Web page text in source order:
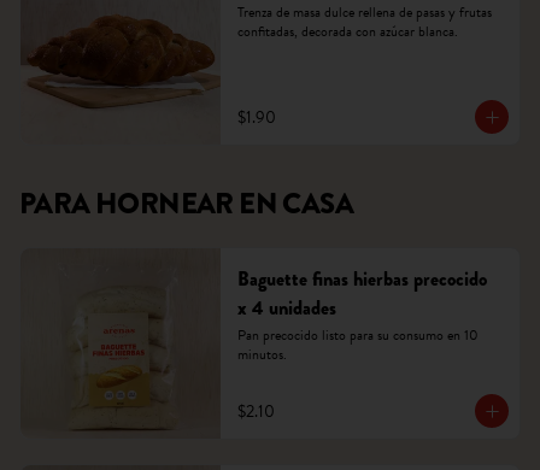
Trenza de masa dulce rellena de pasas y frutas
confitadas, decorada con azúcar blanca.
$1.90
PARA HORNEAR EN CASA
Baguette finas hierbas precocido
x 4 unidades
Pan precocido listo para su consumo en 10
minutos.
$2.10